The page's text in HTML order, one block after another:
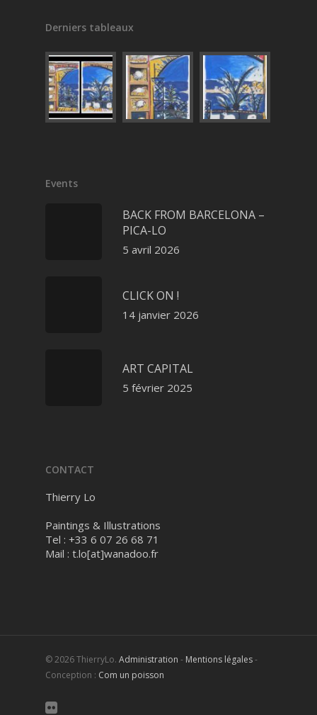
Derniers tableaux
Events
BACK FROM BARCELONA –
PICA-LO
5 avril 2026
CLICK ON !
14 janvier 2026
ART CAPITAL
5 février 2025
CONTACT
Thierry Lo
Paintings & Illustrations
Tel : +33 6 07 26 68 71
Mail : t.lo[at]wanadoo.fr
© 2026 ThierryLo. Administration - Mentions légales-
Conception : Com un poisson